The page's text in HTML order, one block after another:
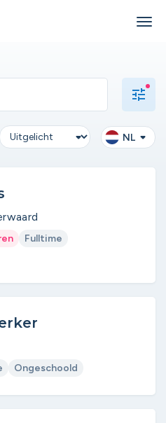
tune
NL
Fulltime
Ongeschoold